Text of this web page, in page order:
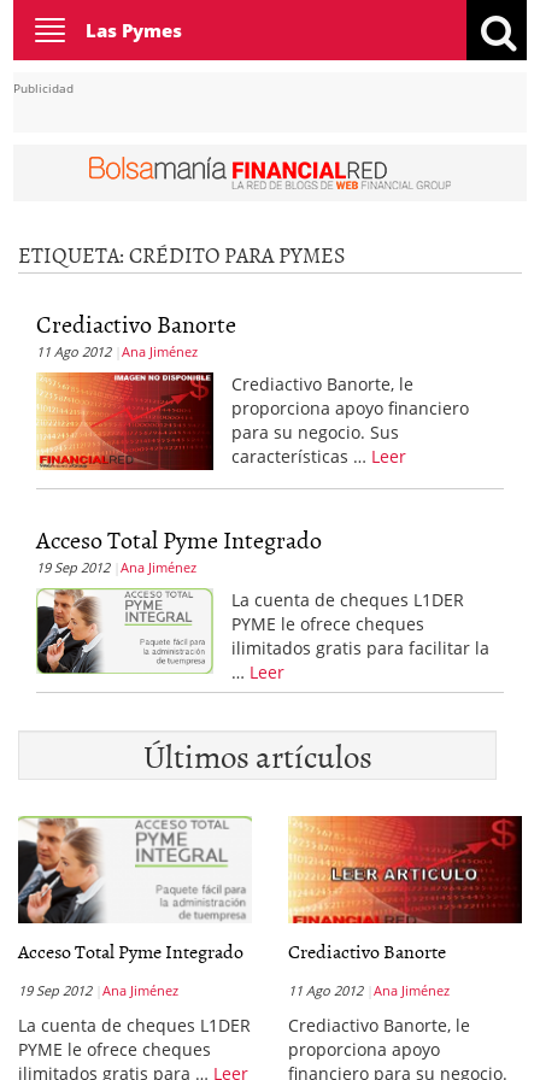
Toggle
navigation
Las Pymes
Publicidad
ETIQUETA:CRÉDITO PARA PYMES
Crediactivo Banorte
11 Ago 2012 Ana Jiménez
Crediactivo Banorte, le
proporciona apoyo financiero
para su negocio. Sus
características … Leer
Acceso Total Pyme Integrado
19 Sep 2012 Ana Jiménez
La cuenta de cheques L1DER
PYME le ofrece cheques
ilimitados gratis para facilitar la
… Leer
Últimos artículos
Acceso Total Pyme Integrado
19 Sep 2012 Ana Jiménez
La cuenta de cheques L1DER
PYME le ofrece cheques
ilimitados gratis para … Leer
Crediactivo Banorte
11 Ago 2012 Ana Jiménez
Crediactivo Banorte, le
proporciona apoyo
financiero para su negocio.